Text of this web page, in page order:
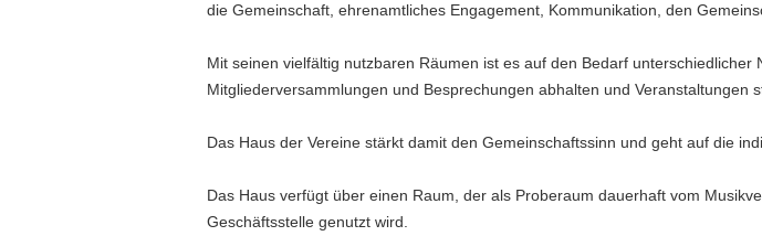
die Gemeinschaft, ehrenamtliches Engagement, Kommunikation, den
Mit seinen vielfältig nutzbaren Räumen ist es auf den Bedarf
Mitgliederversammlungen und Besprechungen abhalten und Veranstaltungen
Das Haus der Vereine stärkt damit den Gemeinschaftssinn und geht auf die
Das Haus verfügt über einen Raum, der als Proberaum dauerhaft vom
Geschäftsstelle genutzt wird.